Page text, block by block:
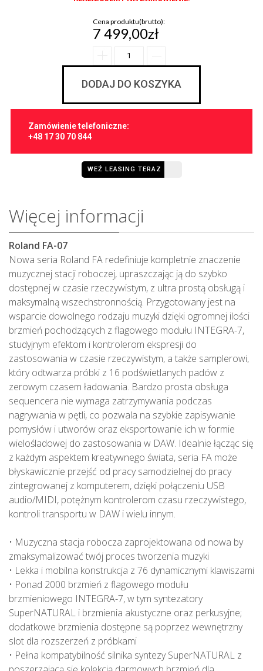
Cena produktu(brutto):
7 499,00zł
DODAJ DO KOSZYKA
Zamówienie telefoniczne:
+48 17 30 70 844
WEŹ LEASING TERAZ
Więcej informacji
Roland FA-07
Nowa seria Roland FA redefiniuje kompletnie znaczenie
muzycznej stacji roboczej, upraszczając ją do szybko
dostępnej w czasie rzeczywistym, z ultra prostą obsługą i
maksymalną wszechstronnością. Przygotowany jest na
wsparcie dowolnego rodzaju muzyki dzięki ogromnej ilości
brzmień pochodzących z flagowego modułu INTEGRA-7,
studyjnym efektom i kontrolerom ekspresji do
zastosowania w czasie rzeczywistym, a także samplerowi,
który odtwarza próbki z 16 podświetlanych padów z
zerowym czasem ładowania. Bardzo prosta obsługa
sequencera nie wymaga zatrzymywania podczas
nagrywania w pętli, co pozwala na szybkie zapisywanie
pomysłów i utworów oraz eksportowanie ich w formie
wielośladowej do zastosowania w DAW. Idealnie łącząc się
z każdym aspektem kreatywnego świata, seria FA może
błyskawicznie przejść od pracy samodzielnej do pracy
zintegrowanej z komputerem, dzięki połączeniu USB
audio/MIDI, potężnym kontrolerom czasu rzeczywistego,
kontroli transportu w DAW i wielu innym.
• Muzyczna stacja robocza zaprojektowana od nowa by
zmaksymalizować twój proces tworzenia muzyki
• Lekka i mobilna konstrukcja z 76 dynamicznymi klawiszami
• Ponad 2000 brzmień z flagowego modułu
brzmieniowego INTEGRA-7, w tym syntezatory
SuperNATURAL i brzmienia akustyczne oraz perkusyjne;
dodatkowe brzmienia dostępne są poprzez wewnętrzny
slot dla rozszerzeń z próbkami
• Pełna kompatybilność silnika syntezy SuperNATURAL z